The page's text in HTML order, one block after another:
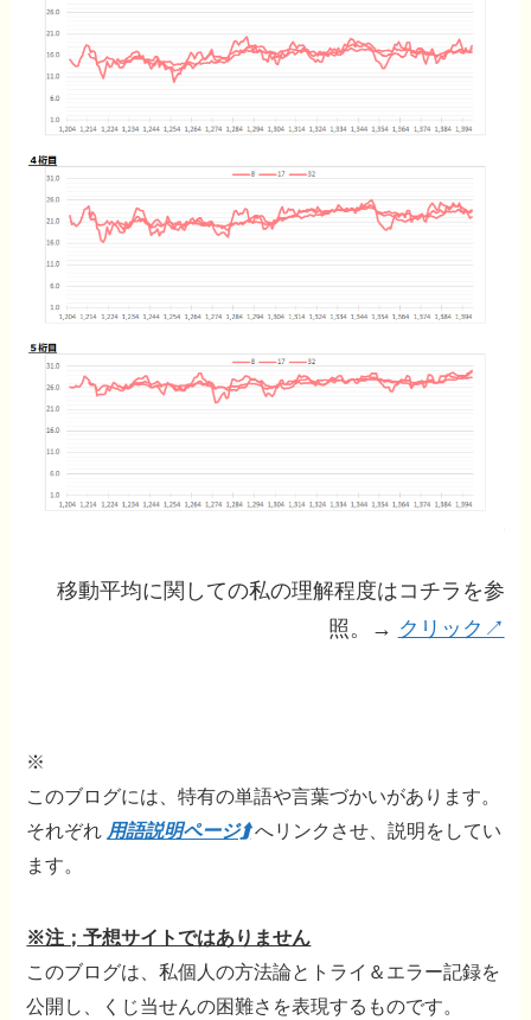
移動平均に関しての私の理解程度はコチラを参
照。→ クリック↗
※
このブログには、特有の単語や言葉づかいがあります。
それぞれ 用語説明ページ⮭へリンクさせ、説明をしてい
ます。
※注；予想サイトではありません
このブログは、私個人の方法論とトライ＆エラー記録を
公開し、くじ当せんの困難さを表現するものです。